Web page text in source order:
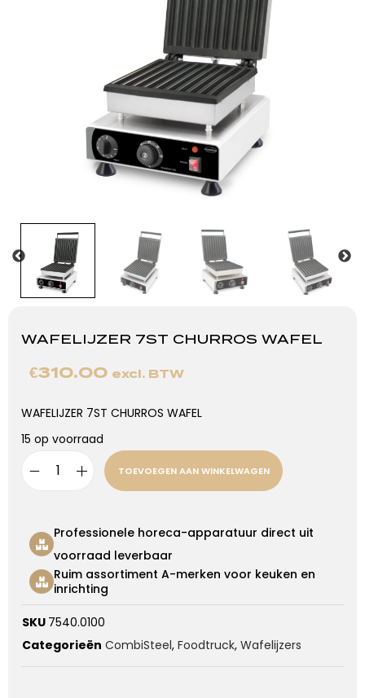
WAFELIJZER 7ST CHURROS WAFEL
€310.00 excl. BTW
WAFELIJZER 7ST CHURROS WAFEL
15 op voorraad
TOEVOEGEN AAN WINKELWAGEN
Professionele horeca-apparatuur direct uit
voorraad leverbaar
Ruim assortiment A-merken voor keuken en
inrichting
SKU 7540.0100
Categorieën CombiSteel, Foodtruck, Wafelijzers